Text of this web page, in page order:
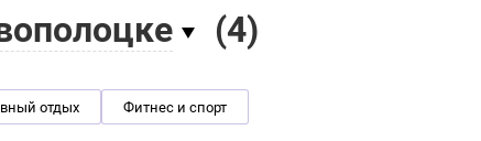
(4)
отдых Фитнес и спорт